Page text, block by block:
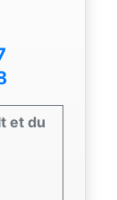
et du